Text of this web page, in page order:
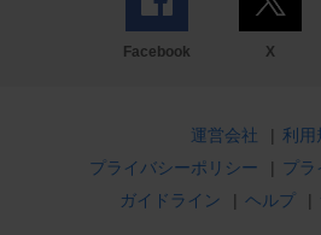
Facebook X
運営会社 | 利用
プライバシーポリシー
| プラ
ガイドライン
| ヘルプ |